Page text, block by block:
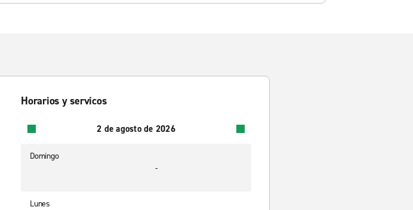
Horarios y servicos
2 de agosto de 2026
Domingo
-
Lunes